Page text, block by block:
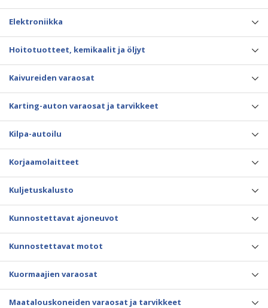
Elektroniikka
Hoitotuotteet, kemikaalit ja öljyt
Kaivureiden varaosat
Karting-auton varaosat ja tarvikkeet
Kilpa-autoilu
Korjaamolaitteet
Kuljetuskalusto
Kunnostettavat ajoneuvot
Kunnostettavat motot
Kuormaajien varaosat
Maatalouskoneiden varaosat ja tarvikkeet